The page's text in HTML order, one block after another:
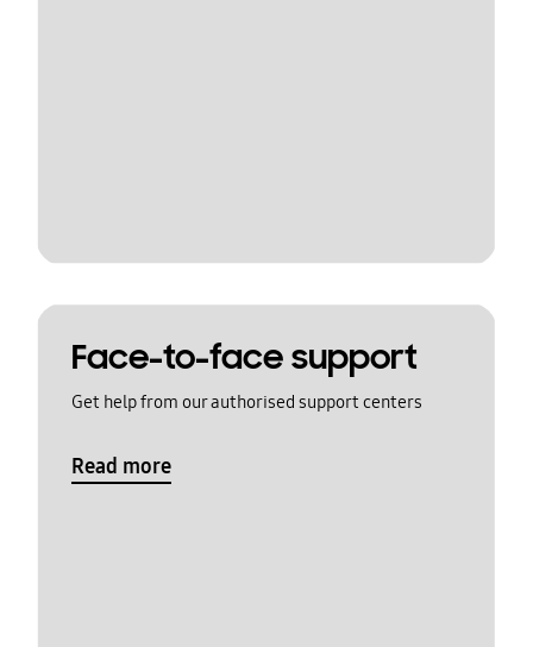
Face-to-face support
Get help from our authorised support centers
Read more